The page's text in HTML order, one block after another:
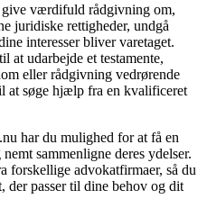
værdifuld rådgivning om,
juridiske rettigheder, undgå
interesser bliver varetaget.
at udarbejde et testamente,
eller rådgivning vedrørende
at søge hjælp fra en kvalificeret
har du mulighed for at få en
sammenligne deres ydelser.
forskellige advokatfirmaer, så du
der passer til dine behov og dit